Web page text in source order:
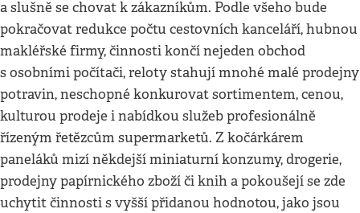
a slušně se chovat k zákazníkům. Podle všeho bude
pokračovat redukce počtu cestovních kanceláří, hubnou
makléřské firmy, činnosti končí nejeden obchod
s osobními počítači, reloty stahují mnohé malé prodejny
potravin, neschopné konkurovat sortimentem, cenou,
kulturou prodeje i nabídkou služeb profesionálně
řízeným řetězcům supermarketů. Z kočárkárem
paneláků mizí někdejší miniaturní konzumy, drogerie,
prodejny papírnického zboží či knih a pokoušejí se zde
uchytit činnosti s vyšší přidanou hodnotou, jako jsou